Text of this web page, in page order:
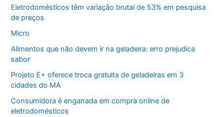
Eletrodomésticos têm variação brutal de 53% em pesquisa
de preços
Micro
Alimentos que não devem ir na geladeira: erro prejudica
sabor
Projeto E+ oferece troca gratuita de geladeiras em 3
cidades do MA
Consumidora é enganada em compra online de
eletrodomésticos